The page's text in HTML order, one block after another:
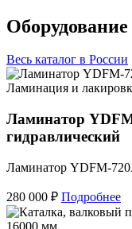
Весь каталог в России
Ламинация и
Ламинатор
гидравлический
Ламинатор YDFM-
280 000 ₽ Подробнее